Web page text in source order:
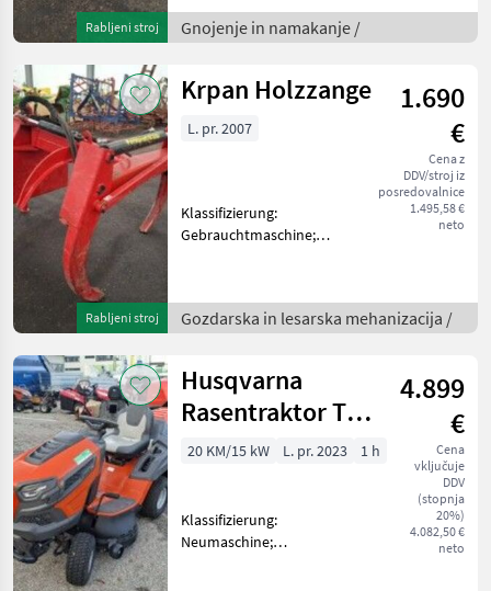
Rabljeni stroj
Trosilnik mineralnih gnojil
Gnojenje in namakanje /
Rabljeni stroj
Krpan Holzzange
1.690
€
Cena z
DDV/stroj iz
posredovalnice
1.495,58 €
neto
L. pr. 2007
Klassifizierung:
Gebrauchtmaschine;
Gozdarska in lesarska
mehanizacija Vlečne klešče
Gozdarska in lesarska mehanizacija /
Husqvarna
Rasentraktor TC
238 TX
4.899
€
Cena
vključuje
DDV
(stopnja
20%)
4.082,50 €
neto
20 KM/15 kW L. pr. 2023 1 h
Klassifizierung:
Neumaschine;